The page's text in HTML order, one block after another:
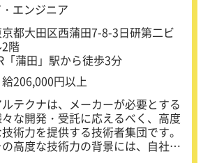
ン技術を指導します。
ヶ月目：プロジェクト型研修
2ヶ月で習得した技術を用いて、
ァイルサーバ」や「チャットサー
の構築を行います。
期内でチームをつくり、「詳細設
テスト項目・パラメーターシート
成」→「ファイルサーバの構築」
テスト項目を基に動作確認」
研修講師にプレゼンテーション」
エンジニア
都大田区西蒲田7-8-3日研第二ビ
階
「蒲田」駅から徒歩3分
206,000円以上
ルテクナは、メーカーが必要とする
な開発・受託に応えるべく、高度
術力を提供する技術者集団です。
高度な技術力の背景には、自社ブ